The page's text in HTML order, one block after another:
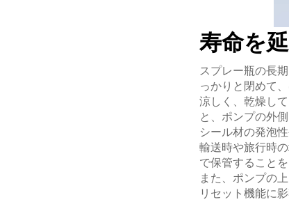
寿命を
スプレー瓶の長
っかりと閉めて
涼しく、乾燥し
と、ポンプの外
シール材の発泡
輸送時や旅行時
で保管すること
また、ポンプの
リセット機能に